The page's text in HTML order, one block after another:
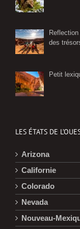
des
Petit
LES ÉTATS DE
Arizona
Californie
Colorado
Nevada
Nouveau-